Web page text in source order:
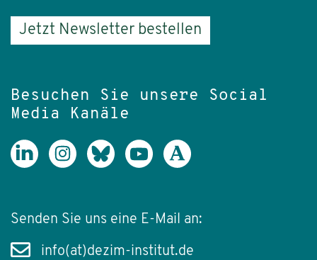
Jetzt Newsletter bestellen
Besuchen Sie unsere Social
Media Kanäle
Senden Sie uns eine E-Mail an:
info(at)dezim-institut.de